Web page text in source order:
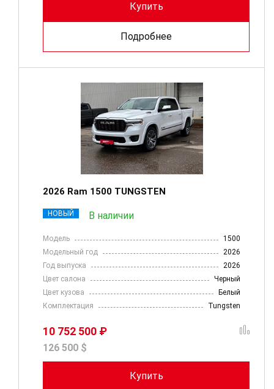
Купить
Подробнее
2026 Ram 1500 TUNGSTEN
НОВЫЙ В наличии
Модель
1500
Модельный год
2026
Год выпуска
2026
Цвет салона
Черный
Цвет кузова
Белый
Комплектация
Tungsten
10 752 500 ₽
126 500 $
Купить